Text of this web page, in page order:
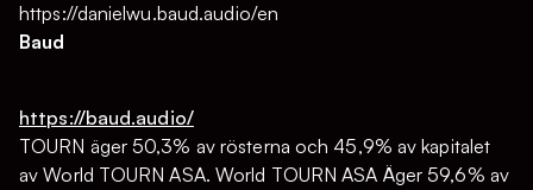
https://danielwu.baud.audio/en
Baud
https://baud.audio/
TOURN äger 50,3% av rösterna och 45,9% av kapitalet
av World TOURN ASA. World TOURN ASA Äger 59,6% av